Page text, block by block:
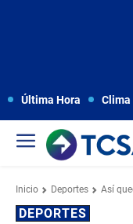
Última Hora Clima
Inicio Deportes Así
DEPORTES